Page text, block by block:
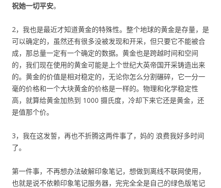
祝她一切平安。
2，我也是最近才知道黄金的特殊性。整个地球的黄金是存量，是
可以确定的，虽然还有很多没被发现和开采，但只要它不能被合
成，那总量一定有一个确定的数据。黄金也是跨越时间和空间
的，我们现在使用的黄金可能是上个世纪大英帝国开采铸造出来
的。黄金的价值是相对稳定的，无论你怎么分割碾碎，它一分一
毫的价格和一个大块黄金的价格是一样的。物理和化学稳定性
高，就算给黄金加热到 1000 摄氏度，冷却下来它还是黄金，还
是值那个价。
3，我在这发誓，再也不折腾这两件事了，妈的 浪费我好多时间
了。
第一件事，不再想办法破解印象笔记，想做到离线不联网使用，
也就是说不依赖印象笔记服务器，完完全全是自己的绿色版笔记